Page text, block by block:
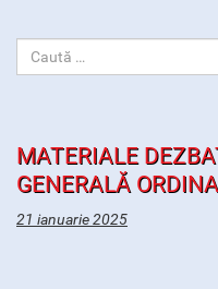
MATERIALE
GENERALĂ
21 ianuarie 2025